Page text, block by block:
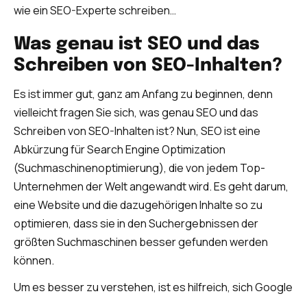
wie ein SEO-Experte schreiben…
Was genau ist SEO und das
Schreiben von SEO-Inhalten?
Es ist immer gut, ganz am Anfang zu beginnen, denn
vielleicht fragen Sie sich, was genau SEO und das
Schreiben von SEO-Inhalten ist? Nun, SEO ist eine
Abkürzung für Search Engine Optimization
(Suchmaschinenoptimierung), die von jedem Top-
Unternehmen der Welt angewandt wird. Es geht darum,
eine Website und die dazugehörigen Inhalte so zu
optimieren, dass sie in den Suchergebnissen der
größten Suchmaschinen besser gefunden werden
können.
Um es besser zu verstehen, ist es hilfreich, sich Google